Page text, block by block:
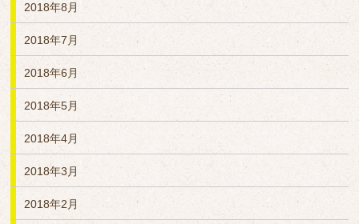
2018年8月
2018年7月
2018年6月
2018年5月
2018年4月
2018年3月
2018年2月